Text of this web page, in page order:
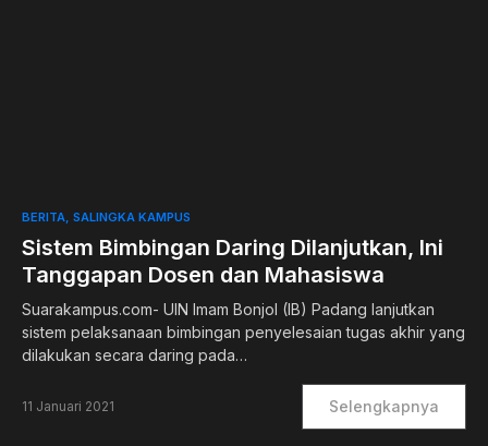
BERITA SALINGKA KAMPUS
Sistem Bimbingan Daring Dilanjutkan, Ini
Tanggapan Dosen dan Mahasiswa
Suarakampus.com- UIN Imam Bonjol (IB) Padang lanjutkan
sistem pelaksanaan bimbingan penyelesaian tugas akhir yang
dilakukan secara daring pada…
11 Januari 2021 Selengkapnya